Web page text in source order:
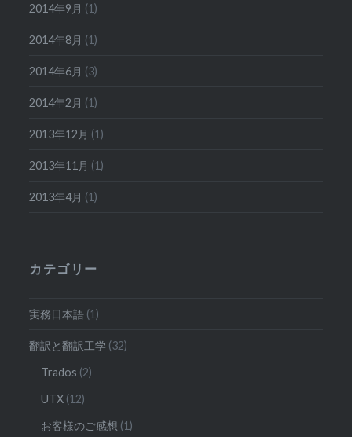
2014年9月 (1)
2014年8月 (1)
2014年6月 (3)
2014年2月 (1)
2013年12月 (1)
2013年11月 (1)
2013年4月 (1)
カテゴリー
実務日本語 (1)
翻訳と翻訳工学 (32)
Trados (2)
UTX (12)
お客様のご感想 (1)